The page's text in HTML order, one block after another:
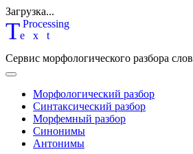
Загрузка...
Text
Processing
Сервис морфологического разбора слов
Морфологический разбор
Синтаксический разбор
Морфемный разбор
Синонимы
Антонимы